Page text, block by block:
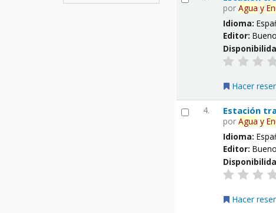
porAgua y
Idioma:
Editor:
Hacer
4. Estación
porAgua y
Idioma:
Editor:
Hacer